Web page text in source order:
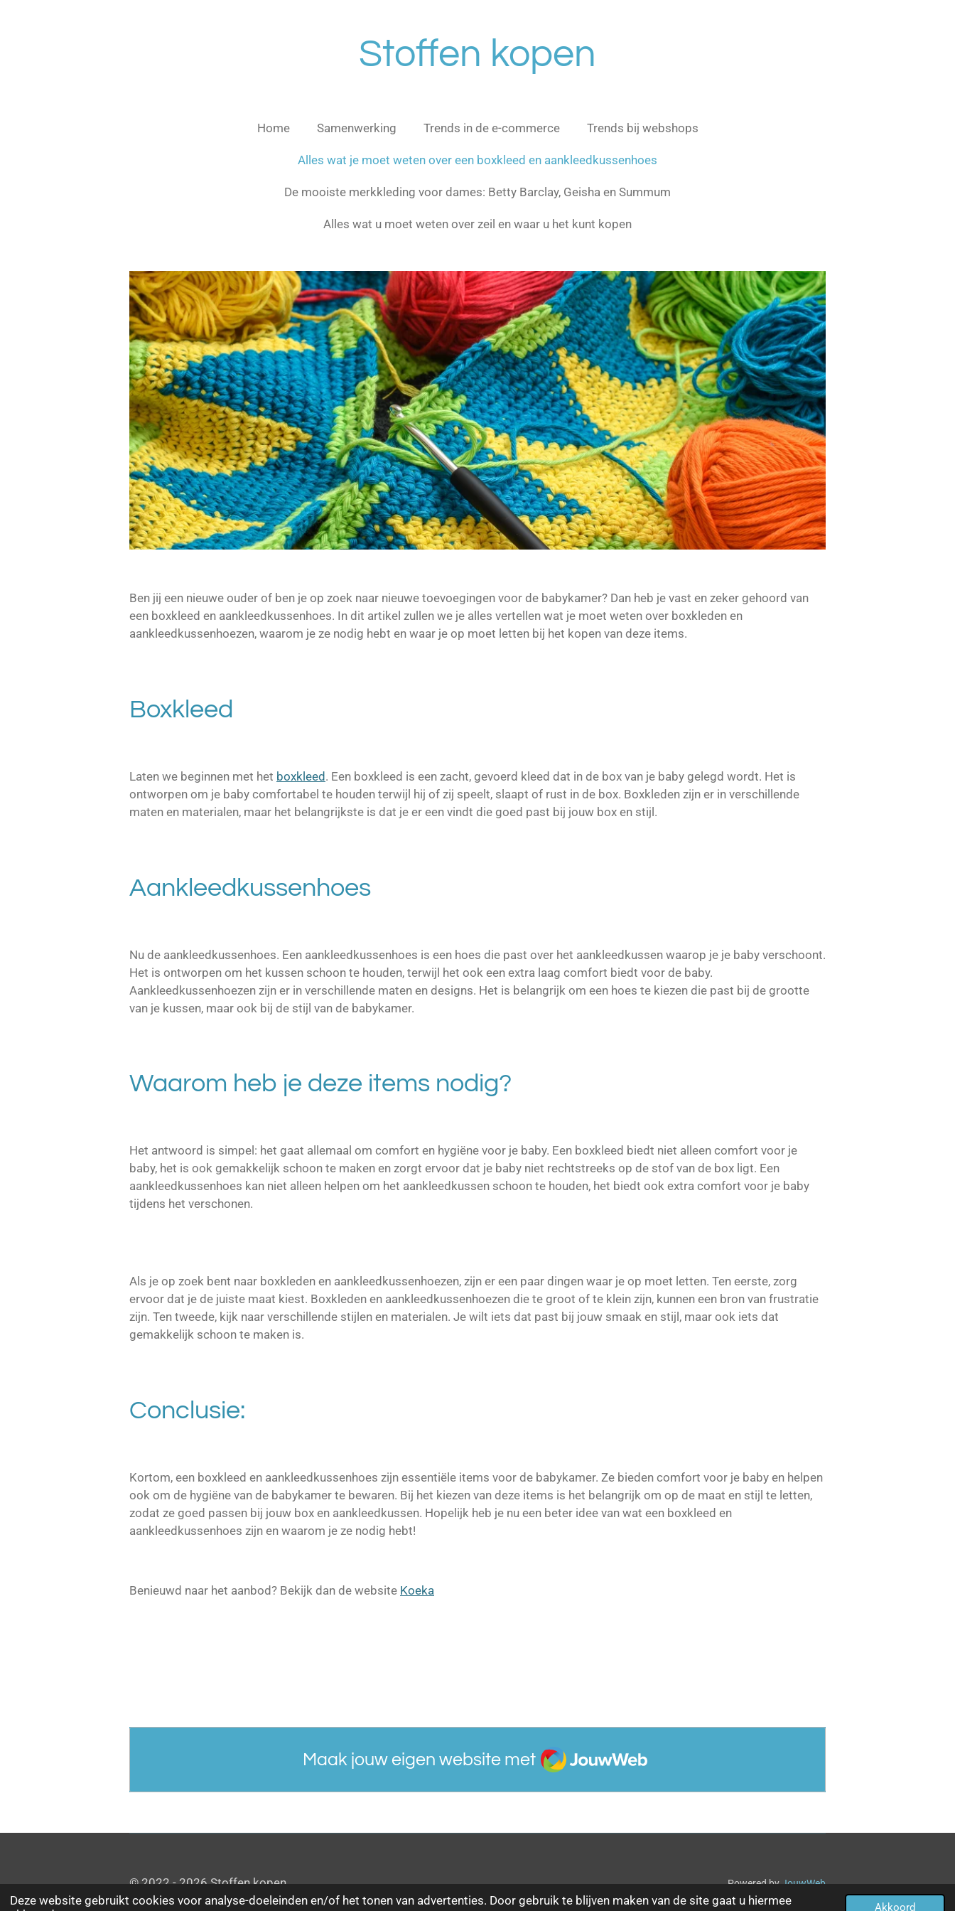
Deze website gebruikt cookies voor analyse-doeleinden en/of het tonen van advertenties. Door gebruik te blijven maken van de site gaat u hiermee
Akkoord
Stoffen kopen
Home Samenwerking Trends in de e-commerce Trends bij webshops
Alles wat je moet weten over een boxkleed en aankleedkussenhoes
De mooiste merkkleding voor dames: Betty Barclay, Geisha en Summum
Alles wat u moet weten over zeil en waar u het kunt kopen
Ben jij een nieuwe ouder of ben je op zoek naar nieuwe toevoegingen voor de babykamer? Dan heb je vast en zeker gehoord van
een boxkleed en aankleedkussenhoes. In dit artikel zullen we je alles vertellen wat je moet weten over boxkleden en
aankleedkussenhoezen, waarom je ze nodig hebt en waar je op moet letten bij het kopen van deze items.
Boxkleed
Laten we beginnen met het boxkleed. Een boxkleed is een zacht, gevoerd kleed dat in de box van je baby gelegd wordt. Het is
ontworpen om je baby comfortabel te houden terwijl hij of zij speelt, slaapt of rust in de box. Boxkleden zijn er in verschillende
maten en materialen, maar het belangrijkste is dat je er een vindt die goed past bij jouw box en stijl.
Aankleedkussenhoes
Nu de aankleedkussenhoes. Een aankleedkussenhoes is een hoes die past over het aankleedkussen waarop je je baby verschoont.
Het is ontworpen om het kussen schoon te houden, terwijl het ook een extra laag comfort biedt voor de baby.
Aankleedkussenhoezen zijn er in verschillende maten en designs. Het is belangrijk om een hoes te kiezen die past bij de grootte
van je kussen, maar ook bij de stijl van de babykamer.
Waarom heb je deze items nodig?
Het antwoord is simpel: het gaat allemaal om comfort en hygiëne voor je baby. Een boxkleed biedt niet alleen comfort voor je
baby, het is ook gemakkelijk schoon te maken en zorgt ervoor dat je baby niet rechtstreeks op de stof van de box ligt. Een
aankleedkussenhoes kan niet alleen helpen om het aankleedkussen schoon te houden, het biedt ook extra comfort voor je baby
tijdens het verschonen.
Als je op zoek bent naar boxkleden en aankleedkussenhoezen, zijn er een paar dingen waar je op moet letten. Ten eerste, zorg
ervoor dat je de juiste maat kiest. Boxkleden en aankleedkussenhoezen die te groot of te klein zijn, kunnen een bron van frustratie
zijn. Ten tweede, kijk naar verschillende stijlen en materialen. Je wilt iets dat past bij jouw smaak en stijl, maar ook iets dat
gemakkelijk schoon te maken is.
Conclusie:
Kortom, een boxkleed en aankleedkussenhoes zijn essentiële items voor de babykamer. Ze bieden comfort voor je baby en helpen
ook om de hygiëne van de babykamer te bewaren. Bij het kiezen van deze items is het belangrijk om op de maat en stijl te letten,
zodat ze goed passen bij jouw box en aankleedkussen. Hopelijk heb je nu een beter idee van wat een boxkleed en
aankleedkussenhoes zijn en waarom je ze nodig hebt!
Benieuwd naar het aanbod? Bekijk dan de website Koeka
Maak jouw eigen website met
JouwWeb
© 2022 - 2026 Stoffen kopen Powered byJouwWeb